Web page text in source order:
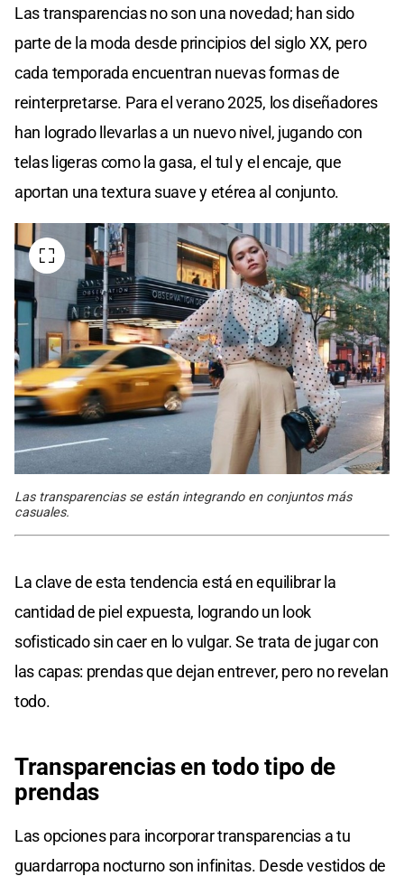
Las transparencias no son una novedad; han sido
parte de la moda desde principios del siglo XX, pero
cada temporada encuentran nuevas formas de
reinterpretarse. Para el verano 2025, los diseñadores
han logrado llevarlas a un nuevo nivel, jugando con
telas ligeras como la gasa, el tul y el encaje, que
aportan una textura suave y etérea al conjunto.
Las transparencias se están integrando en conjuntos más
casuales.
La clave de esta tendencia está en equilibrar la
cantidad de piel expuesta, logrando un look
sofisticado sin caer en lo vulgar. Se trata de jugar con
las capas: prendas que dejan entrever, pero no revelan
todo.
Transparencias en todo tipo de
prendas
Las opciones para incorporar transparencias a tu
guardarropa nocturno son infinitas. Desde vestidos de